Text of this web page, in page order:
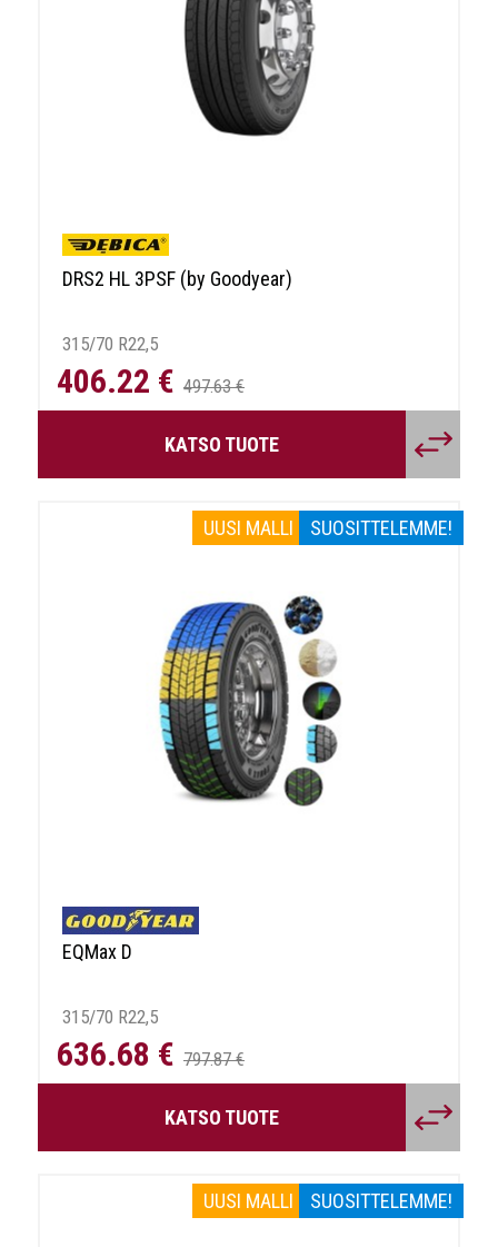
DRS2 HL 3PSF (by Goodyear)
315/70 R22,5
406.22 € 497.63 €
KATSO TUOTE
UUSI MALLI SUOSITTELEMME!
EQMax D
315/70 R22,5
636.68 € 797.87 €
KATSO TUOTE
UUSI MALLI SUOSITTELEMME!